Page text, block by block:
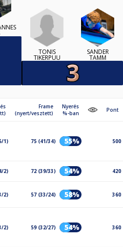
TONIS
TIKERPUU
SANDER
TAMM
Frame
(nyert/vesztett)
Nyerés
%-ban
Pont
1) 75 (41/34) 55% 500
2) 72 (39/33) 54% 420
2) 57 (33/24) 58% 360
2) 59 (32/27) 54% 360